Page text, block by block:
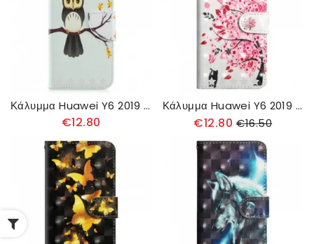
Κάλυμμα Huawei Y6 2019 / Honor 8A Κουκουβάγια Σκαρφαλωμένη Στο Κλαδί
€12.80
Κάλυμμα Huawei Y6 2019 / Honor 8A Ροζ Δέντρο
€12.80 €16.50